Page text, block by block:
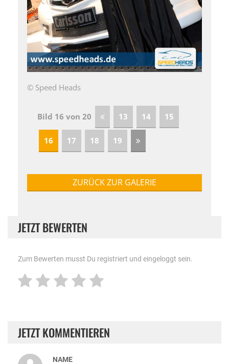
© Speed Heads
Bild 16 von 20 13 14 15
16 17 18 19
ZURÜCK ZUR GALERIE
JETZT BEWERTEN
Zum Bewerten musst Du registriert und eingeloggt sein.
JETZT KOMMENTIEREN
NAME